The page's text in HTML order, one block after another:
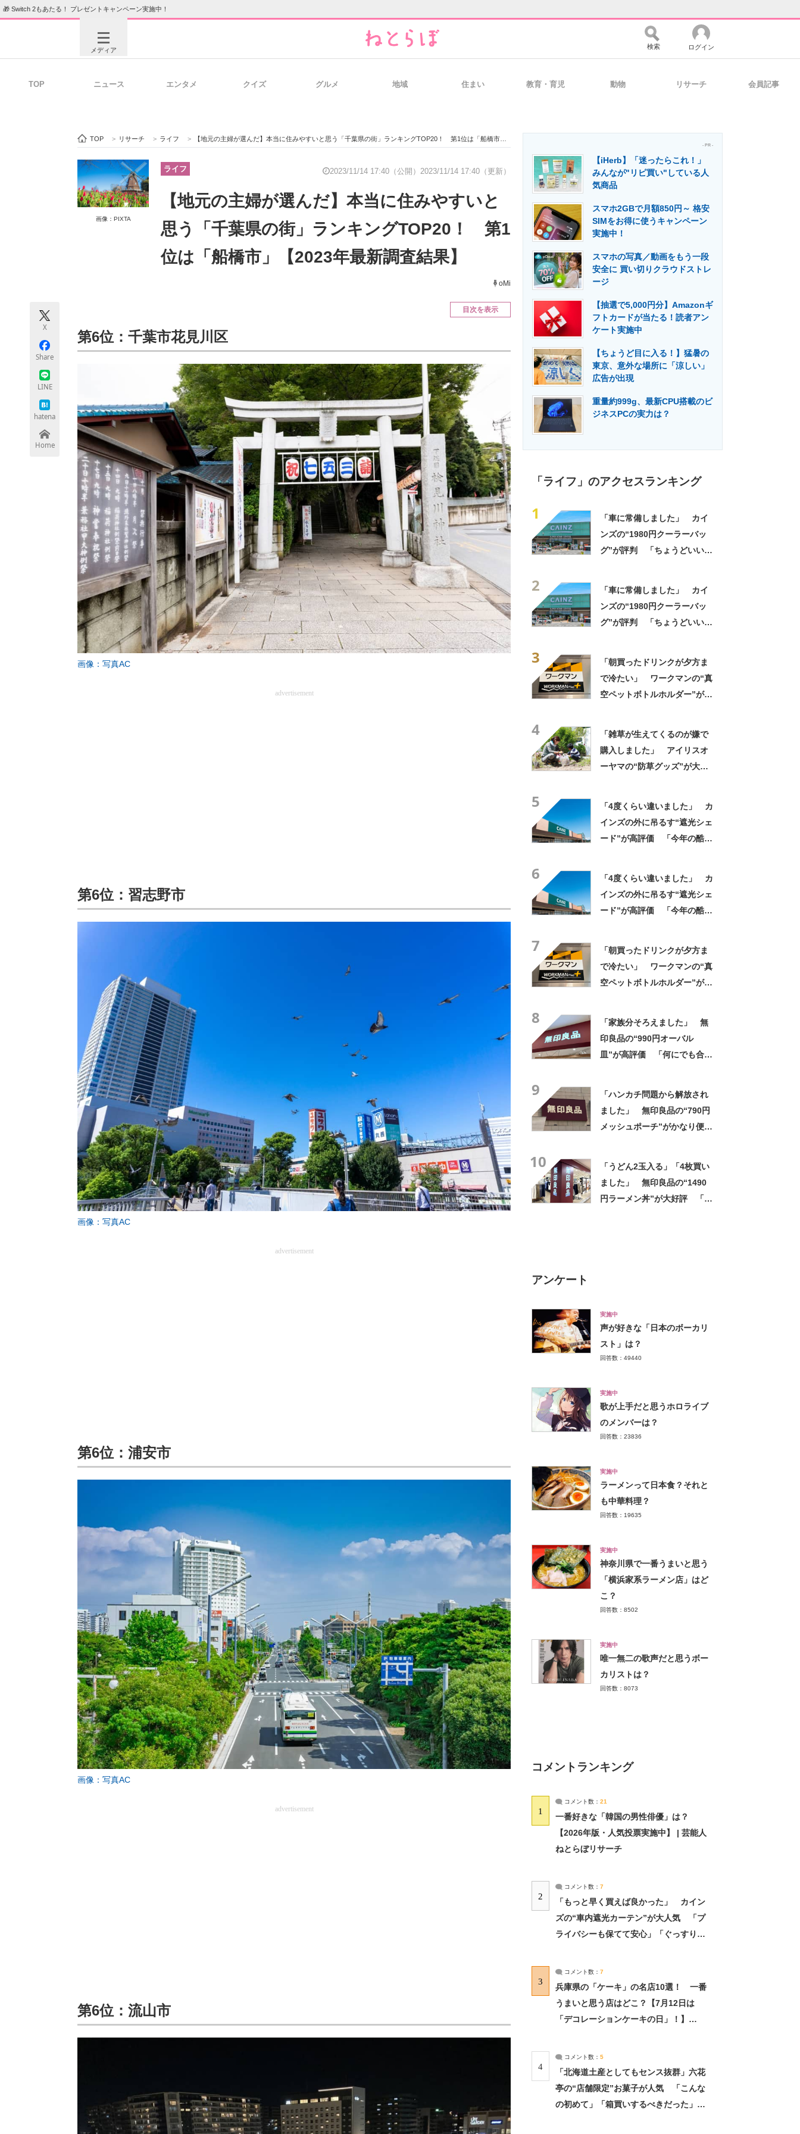
🎁 Switch 2もあたる！ プレゼントキャンペーン実施中！
メディア
ビジネスと働き方のヒント 経営リーダーのコミュニティ マーケ×ITの今がよく分かる
ITエンジニア向け専門サイト 企業向けIT製品の総合サイト 製造業のIT導入・活用を支援
エネルギーの専門メディア 建設×テクノロジーの最前線
ちょっと気になるネットの話題
検索 ログイン
TOP ニュース エンタメ クイズ グルメ 地域 住まい 教育・育児 動物 リサーチ 会員記事
TOP > リサーチ > ライフ > 【地元の主婦が選んだ】本当に住みやすいと思う「千葉県の街」ランキングTOP20！ 第1位は「船橋市」【2023年最新調査結果】
画像：PIXTA
ライフ 2023/11/14 17:40（公開） 2023/11/14 17:40（更新）
【地元の主婦が選んだ】本当に住みやすいと
思う「千葉県の街」ランキングTOP20！ 第1
位は「船橋市」【2023年最新調査結果】
oMi
X
Share
LINE
hatena
Home
目次を表示
第6位：千葉市花見川区
画像：写真AC
advertisement
第6位：習志野市
画像：写真AC
advertisement
第6位：浦安市
画像：写真AC
advertisement
第6位：流山市
- PR -
【iHerb】「迷ったらこれ！」
みんなが"リピ買い"している人
気商品
スマホ2GBで月額850円～ 格安
SIMをお得に使うキャンペーン
実施中！
スマホの写真／動画をもう一段
安全に 買い切りクラウドストレ
ージ
【抽選で5,000円分】Amazonギ
フトカードが当たる！読者アン
ケート実施中
【ちょうど目に入る！】猛暑の
東京、意外な場所に「涼しい」
広告が出現
重量約999g、最新CPU搭載のビ
ジネスPCの実力は？
「ライフ」のアクセスランキング
1
「車に常備しました」 カイ
ンズの“1980円クーラーバッ
グ”が評判 「ちょうどいい大
2
「車に常備しました」 カイ
ンズの“1980円クーラーバッ
グ”が評判 「ちょうどいい大
3
「朝買ったドリンクが夕方ま
で冷たい」 ワークマンの“真
空ペットボトルホルダー”が大
4
「雑草が生えてくるのが嫌で
購入しました」 アイリスオ
ーヤマの“防草グッズ”が大人
5
「4度くらい違いました」 カ
インズの外に吊るす“遮光シェ
ード”が高評価 「今年の酷暑
6
「4度くらい違いました」 カ
インズの外に吊るす“遮光シェ
ード”が高評価 「今年の酷暑
7
「朝買ったドリンクが夕方ま
で冷たい」 ワークマンの“真
空ペットボトルホルダー”が大
8
「家族分そろえました」 無
印良品の“990円オーバル
皿”が高評価 「何にでも合
9
「ハンカチ問題から解放され
ました」 無印良品の“790円
メッシュポーチ”がかなり便
10
「うどん2玉入る」「4枚買い
ました」 無印良品の“1490
円ラーメン丼”が大好評 「適
アンケート
実施中
声が好きな「日本のボーカリ
スト」は？
回答数：49440
実施中
歌が上手だと思うホロライブ
のメンバーは？
回答数：23836
実施中
ラーメンって日本食？それと
も中華料理？
回答数：19635
実施中
神奈川県で一番うまいと思う
「横浜家系ラーメン店」はど
こ？
回答数：8502
実施中
唯一無二の歌声だと思うボー
カリストは？
回答数：8073
コメントランキング
1
コメント数： 21
一番好きな「韓国の男性俳優」は？
【2026年版・人気投票実施中】 | 芸能人
ねとらぼリサーチ
2
コメント数： 7
「もっと早く買えば良かった」 カイン
ズの“車内遮光カーテン”が大人気 「プ
ライバシーも保てて安心」「ぐっすり眠
3
コメント数： 7
兵庫県の「ケーキ」の名店10選！ 一番
うまいと思う店はどこ？【7月12日は
「デコレーションケーキの日」！】
4
コメント数： 5
「北海道土産としてもセンス抜群」六花
亭の“店舗限定”お菓子が人気 「こんな
の初めて」「箱買いするべきだった」